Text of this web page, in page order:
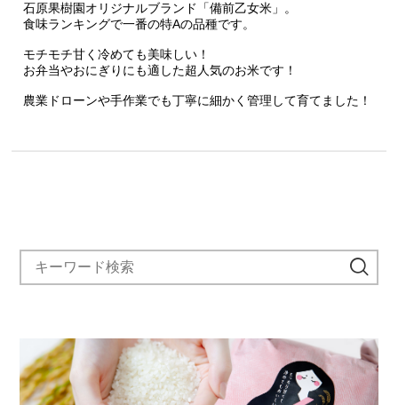
石原果樹園オリジナルブランド「備前乙女米」。
食味ランキングで一番の特Aの品種です。
モチモチ甘く冷めても美味しい！
お弁当やおにぎりにも適した超人気のお米です！
農業ドローンや手作業でも丁寧に細かく管理して育てました！